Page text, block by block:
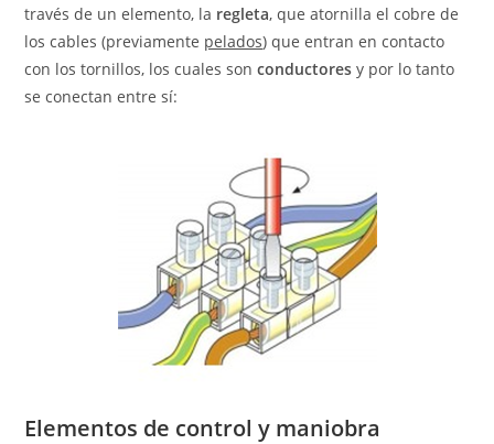
través de un elemento, la regleta, que atornilla el cobre de
los cables (previamente pelados) que entran en contacto
con los tornillos, los cuales sonconductores y por lo tanto
se conectan entre sí:
Elementos de control y maniobra